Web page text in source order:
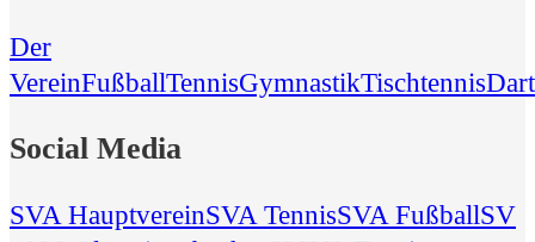
Der
VereinFußballTennisGymnastikTischtennis
Social Media
SVA HauptvereinSVA TennisSVA FußballSV